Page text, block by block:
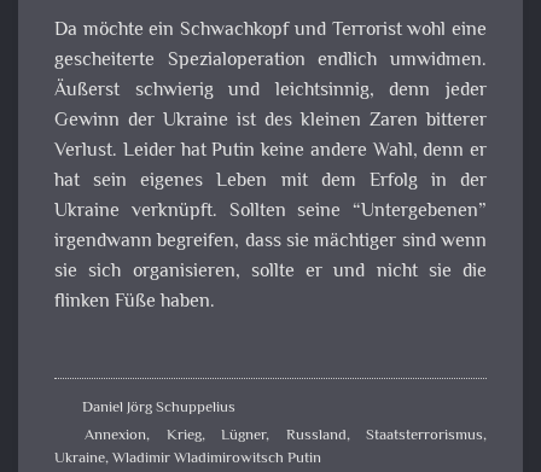
Da möchte ein Schwachkopf und Terrorist wohl eine
gescheiterte Spezialoperation endlich umwidmen.
Äußerst schwierig und leichtsinnig, denn jeder
Gewinn der Ukraine ist des kleinen Zaren bitterer
Verlust. Leider hat Putin keine andere Wahl, denn er
hat sein eigenes Leben mit dem Erfolg in der
Ukraine verknüpft. Sollten seine “Untergebenen”
irgendwann begreifen, dass sie mächtiger sind wenn
sie sich organisieren, sollte er und nicht sie die
flinken Füße haben.
Daniel Jörg Schuppelius
Annexion, Krieg, Lügner, Russland, Staatsterrorismus,
Ukraine,Wladimir Wladimirowitsch Putin